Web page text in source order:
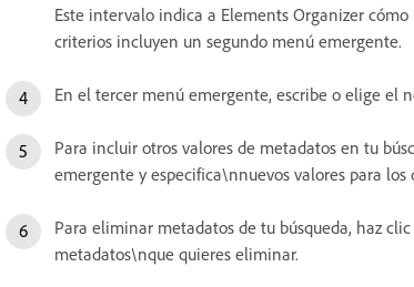
Este intervalo indica a Elements Organizer
criterios incluyen un segundo menú emergente.
En el tercer menú emergente, escribe o elige el
Para incluir otros valores de metadatos en tu
emergente y especifica\nnuevos valores para
Para eliminar metadatos de tu búsqueda, haz
metadatos\nque quieres eliminar.